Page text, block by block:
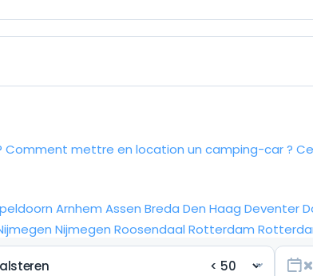
Comment mettre en location un camping-car ?
Arnhem Assen Breda Den Haag Deventer
Nijmegen Roosendaal Rotterdam